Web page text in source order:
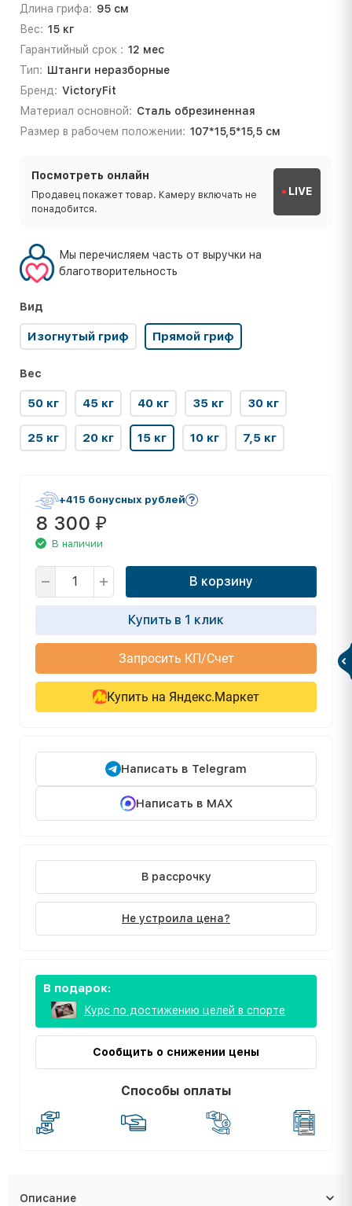
Длина грифа: 95 см
Вес: 15 кг
Гарантийный срок : 12 мес
Тип: Штанги неразборные
Бренд: VictoryFit
Материал основной: Сталь обрезиненная
Размер в рабочем положении: 107*15,5*15,5 см
Посмотреть онлайн
Продавец покажет товар. Камеру включать не
понадобится.
LIVE
Мы перечисляем часть от выручки на
благотворительность
Вид
Изогнутый гриф Прямой гриф
Вес
50 кг 45 кг 40 кг 35 кг 30 кг
25 кг 20 кг 15 кг 10 кг 7,5 кг
+415 бонусных рублей
8 300 ₽
В наличии
В корзину
Купить в 1 клик
Запросить КП/Счет
Купить на Яндекс.Маркет
Написать в Telegram
Написать в MAX
В рассрочку
Не устроила цена?
В подарок:
Курс по достижению целей в спорте
Сообщить о снижении цены
Способы оплаты
Описание